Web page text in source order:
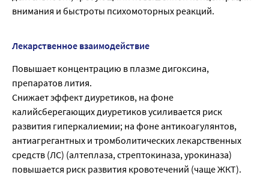
внимания и быстроты психомо­торных реакций.
Лекарственное взаимодействие
Повышает концентрацию в плазме дигоксина,
препаратов лития.
Снижает эффект диуретиков, на фоне
калийсберегающих диуретиков усиливается риск
развития гиперкалиемии; на фоне антикоагулянтов,
антиагрегантных и тромболитических лекарственных
средств (ЛС) (алтеплаза, стрептокиназа, урокиназа)
повышается риск развития кровотечений (чаще ЖКТ).